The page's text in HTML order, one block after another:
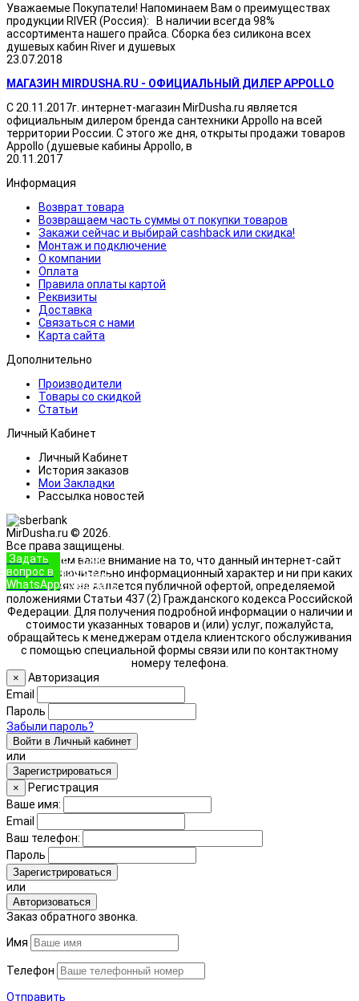
Уважаемые Покупатели! Напоминаем Вам о преимуществах
продукции RIVER (Россия): В наличии всегда 98%
ассортимента нашего прайса. Сборка без силикона всех
душевых кабин River и душевых
23.07.2018
МАГАЗИН MIRDUSHA.RU - ОФИЦИАЛЬНЫЙ ДИЛЕР APPOLLO
С 20.11.2017г. интернет-магазин MirDusha.ru является
официальным дилером бренда сантехники Appollo на всей
территории России. С этого же дня, открыты продажи товаров
Appollo (душевые кабины Appollo, в
20.11.2017
Информация
Возврат товара
Возвращаем часть суммы от покупки товаров
Закажи сейчас и выбирай cashback или скидка!
Монтаж и подключение
О компании
Оплата
Правила оплаты картой
Реквизиты
Доставка
Связаться с нами
Карта сайта
Дополнительно
Производители
Товары со скидкой
Статьи
Личный Кабинет
Личный Кабинет
История заказов
Мои Закладки
Рассылка новостей
MirDusha.ru © 2026.
Все права защищены.
Обращаем ваше внимание на то, что данный интернет-сайт
носит исключительно информационный характер и ни при каких
условиях не является публичной офертой, определяемой
положениями Статьи 437 (2) Гражданского кодекса Российской
Федерации. Для получения подробной информации о наличии и
стоимости указанных товаров и (или) услуг, пожалуйста,
обращайтесь к менеджерам отдела клиентского обслуживания
с помощью специальной формы связи или по контактному
номеру телефона.
Задать
вопрос в
WhatsApp
+7 (933)
888-8322
Позвонить
×
Авторизация
Email
Пароль
Забыли пароль?
Войти в Личный кабинет
или
Зарегистрироваться
×
Регистрация
Ваше имя:
Email
Ваш телефон:
Пароль
Зарегистрироваться
или
Авторизоваться
Заказ обратного звонка.
Имя
Телефон
Отправить